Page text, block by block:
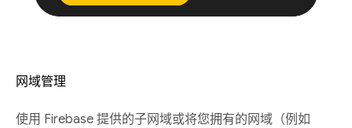
网域管理
使用 Firebase 提供的子网域或将您拥有的网域（例如